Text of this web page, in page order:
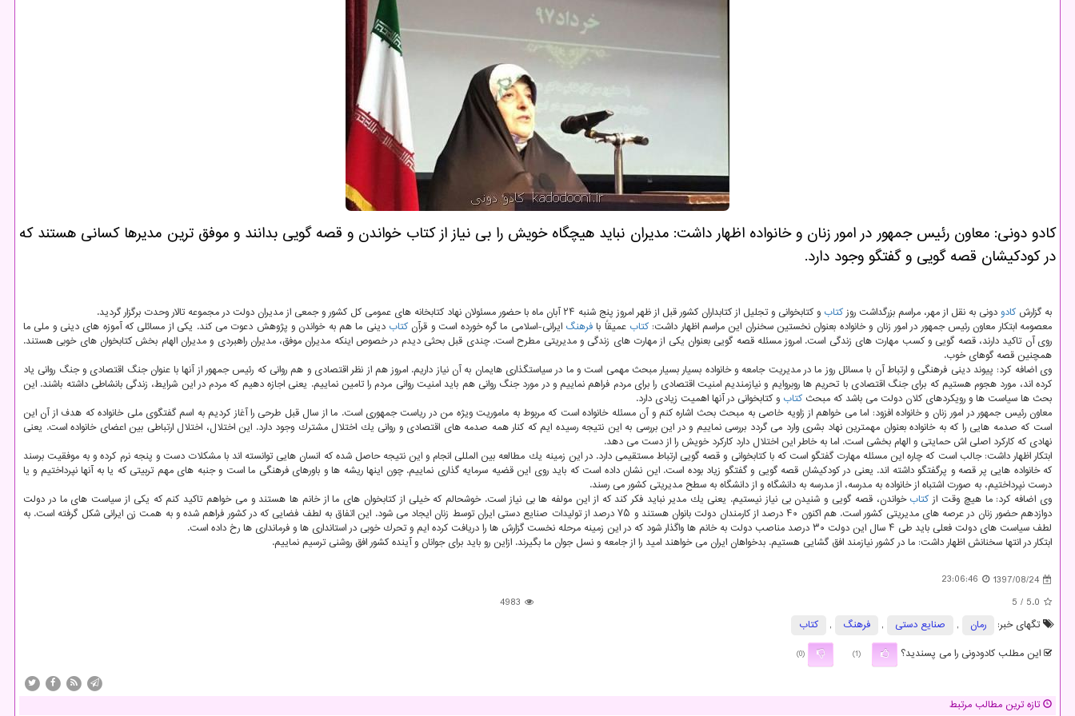
كادو دونی: معاون رئیس جمهور در امور زنان و خانواده اظهار داشت: مدیران نباید هیچگاه خویش را بی نیاز از كتاب خواندن و قصه گویی بدانند و موفق ترین مدیرها كسانی هستند كه
در كودكیشان قصه گویی و گفتگو وجود دارد.
به گزارش كادودونی به نقل از مهر، مراسم بزرگداشت روزكتاب و كتابخوانی و تجلیل از كتابداران كشور قبل از ظهر امروز پنج شنبه ۲۴ آبان ماه با حضور مسئولان نهاد كتابخانه های عمومی كل كشور و جمعی از مدیران دولت در مجموعه تالار وحدت برگزار گردید.
معصومه ابتكار معاون رئیس جمهور در امور زنان و خانواده بعنوان نخستین سخنران این مراسم اظهار داشت: كتاب عمیقاً بافرهنگ ایرانی-اسلامی ما گره خورده است و قرآن كتاب دینی ما هم به خواندن و پژوهش دعوت می كند. یكی از مسائلی كه آموزه های دینی و ملی ما
روی آن تاكید دارند، قصه گویی و كسب مهارت های زندگی است. امروز مسئله قصه گویی بعنوان یكی از مهارت های زندگی و مدیریتی مطرح است. چندی قبل بحثی دیدم در خصوص اینكه مدیران موفق، مدیران راهبردی و مدیران الهام بخش كتابخوان های خوبی هستند.
همچنین قصه گوهای خوب.
وی اضافه كرد: پیوند دینی فرهنگی و ارتباط آن با مسائل روز ما در مدیریت جامعه و خانواده بسیار بسیار مبحث مهمی است و ما در سیاستگذاری هایمان به آن نیاز داریم. امروز هم از نظر اقتصادی و هم روانی كه رئیس جمهور از آنها با عنوان جنگ اقتصادی و جنگ روانی یاد
كرده اند، مورد هجوم هستیم كه برای جنگ اقتصادی با تحریم ها روبروایم و نیازمندیم امنیت اقتصادی را برای مردم فراهم نماییم و در مورد جنگ روانی هم باید امنیت روانی مردم را تامین نماییم. یعنی اجازه دهیم كه مردم در این شرایط، زندگی بانشاطی داشته باشند. این
بحث ها سیاست ها و رویكردهای كلان دولت می باشد كه مبحث كتاب و كتابخوانی در آنها اهمیت زیادی دارد.
معاون رئیس جمهور در امور زنان و خانواده افزود: اما می خواهم از زاویه خاصی به مبحث بحث اشاره كنم و آن مسئله خانواده است كه مربوط به ماموریت ویژه من در ریاست جمهوری است. ما از سال قبل طرحی را آغاز كردیم به اسم گفتگوی ملی خانواده كه هدف از آن این
است كه صدمه هایی را كه به خانواده بعنوان مهمترین نهاد بشری وارد می گردد بررسی نماییم و در این بررسی به این نتیجه رسیده ایم كه كنار همه صدمه های اقتصادی و روانی یك اختلال مشترك وجود دارد. این اختلال، اختلال ارتباطی بین اعضای خانواده است. یعنی
نهادی كه كاركرد اصلی اش حمایتی و الهام بخشی است. اما به خاطر این اختلال دارد كاركرد خویش را از دست می دهد.
ابتكار اظهار داشت: جالب است كه چاره این مسئله مهارت گفتگو است كه با كتابخوانی و قصه گویی ارتباط مستقیمی دارد. در این زمینه یك مطالعه بین المللی انجام و این نتیجه حاصل شده كه انسان هایی توانسته اند با مشكلات دست و پنجه نرم كرده و به موفقیت برسند
كه خانواده هایی پر قصه و پرگفتگو داشته اند. یعنی در كودكیشان قصه گویی و گفتگو زیاد بوده است. این نشان داده است كه باید روی این قضیه سرمایه گذاری نماییم. چون اینها ریشه ها و باورهای فرهنگی ما است و جنبه های مهم تربیتی كه یا به آنها نپرداختیم و یا
درست نپرداختیم، به صورت اشتباه از خانواده به مدرسه، از مدرسه به دانشگاه و از دانشگاه به سطح مدیریتی كشور می رسند.
وی اضافه كرد: ما هیچ وقت ازكتابخواندن، قصه گویی و شنیدن بی نیاز نیستیم. یعنی یك مدیر نباید فكر كند كه از این مولفه ها بی نیاز است. خوشحالم كه خیلی از كتابخوان های ما از خانم ها هستند و می خواهم تاكید كنم كه یكی از سیاست های ما در دولت
دوازدهم حضور زنان در عرصه های مدیریتی كشور است. هم اكنون ۴۰ درصد از كارمندان دولت بانوان هستند و ۷۵ درصد از تولیدات صنایع دستی ایران توسط زنان ایجاد می شود. این اتفاق به لطف فضایی كه در كشور فراهم شده و به همت زن ایرانی شكل گرفته است. به
لطف سیاست های دولت فعلی باید طی ۴ سال این دولت ۳۰ درصد مناصب دولت به خانم ها واگذار شود كه در این زمینه مرحله نخست گزارش ها را دریافت كرده ایم و تحرك خوبی در استانداری ها و فرمانداری ها رخ داده است.
ابتكار در انتها سخنانش اظهار داشت: ما در كشور نیازمند افق گشایی هستیم. بدخواهان ایران می خواهند امید را از جامعه و نسل جوان ما بگیرند. ازاین رو باید برای جوانان و آینده كشور افق روشنی ترسیم نماییم.
1397/08/24
23:06:46
5.0
/ 5
4983
تگهای خبر:
رمان , صنایع دستی , فرهنگ ,
كتاب
این مطلب کادودونی را می پسندید؟
(1)
(0)
تازه ترین مطالب مرتبط